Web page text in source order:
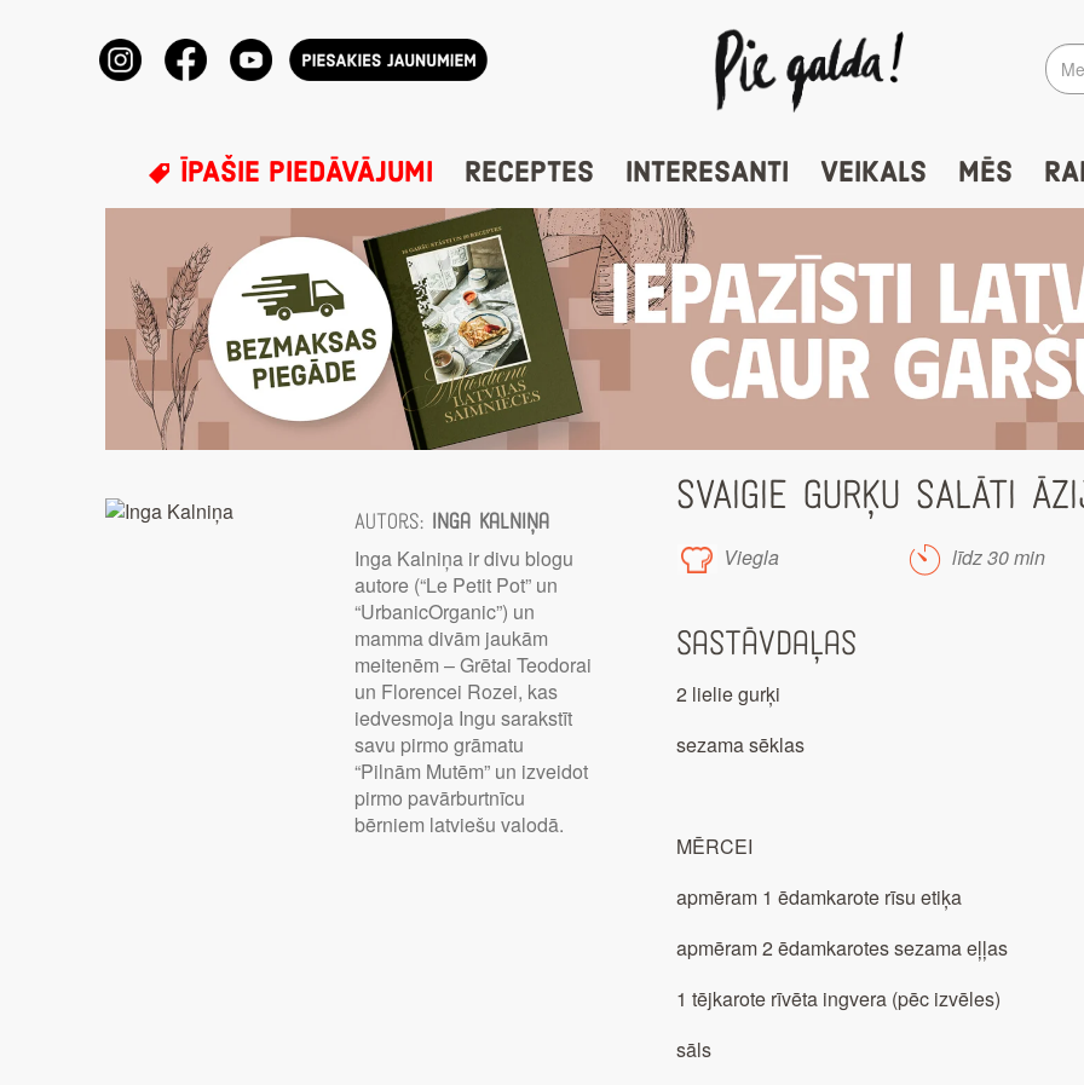
ĪPAŠIE PIEDĀVĀJUMI RECEPTES INTERESANTI VEIKALS MĒS
Autors: Inga Kalniņa
Inga Kalniņa ir divu blogu
autore (“Le Petit Pot” un
“UrbanicOrganic”) un
mamma divām jaukām
meitenēm – Grētai Teodorai
un Florencei Rozei, kas
iedvesmoja Ingu sarakstīt
savu pirmo grāmatu
“Pilnām Mutēm” un izveidot
pirmo pavārburtnīcu
bērniem latviešu valodā.
SVAIGIE GURĶU SALĀTI
Viegla līdz 30 min
Sastāvdaļas
2 lielie gurķi
sezama sēklas
MĒRCEI
apmēram 1 ēdamkarote rīsu etiķa
apmēram 2 ēdamkarotes sezama eļļas
1 tējkarote rīvēta ingvera (pēc izvēles)
sāls